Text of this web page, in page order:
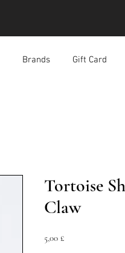
Brands Gift Card
Tortoise
Claw
5,00 £Prezzo